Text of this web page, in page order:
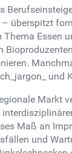
überspitzt
Essen
und
Markt
Maß an
und